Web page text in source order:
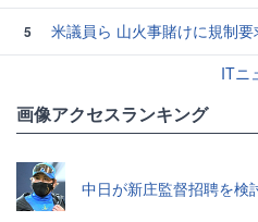
5
米議員ら 山火事賭けに規制要
ITニ
画像アクセスランキング
中日が新庄監督招聘を検